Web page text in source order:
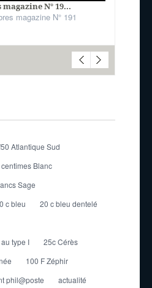
N° 19...
magazine N° 191
Atlantique Sud
Blanc
Sage
c bleu
20 c bleu dentelé
type I
25c Cérès
100 F Zéphir
phil@poste
actualité